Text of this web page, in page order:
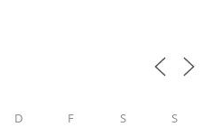
D F S S